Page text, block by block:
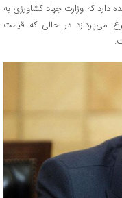
که وزارت جهاد کشاورزی به
می‌پردازد در حالی که قیمت